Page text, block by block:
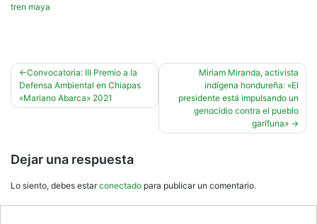
tren maya
Navegación
de
entradas
Convocatoria: III Premio a la
Defensa Ambiental en Chiapas
«Mariano Abarca» 2021
Miriam Miranda, activista
indígena hondureña: «El
presidente está impulsando un
genocidio contra el pueblo
garífuna»
Dejar una respuesta
Lo siento, debes estarconectado para publicar un comentario.